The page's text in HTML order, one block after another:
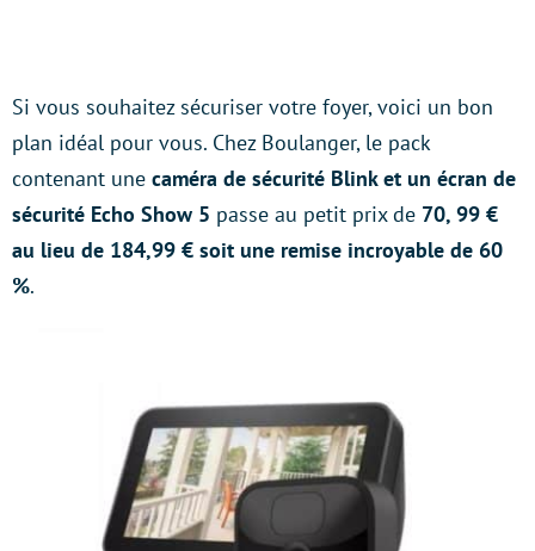
Si vous souhaitez sécuriser votre foyer, voici un bon
plan idéal pour vous. Chez Boulanger, le pack
contenant une caméra de sécurité Blink et un écran de
sécurité Echo Show 5 passe au petit prix de 70, 99 €
au lieu de 184,99 € soit une remise incroyable de 60
%.